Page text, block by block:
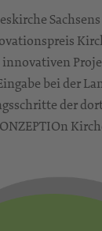
bei der
der